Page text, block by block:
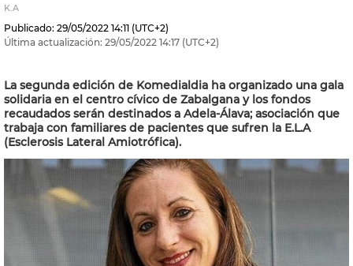
K.A
Publicado: 29/05/2022 14:11 (UTC+2)
Última actualización: 29/05/2022 14:17 (UTC+2)
La segunda edición de Komedialdia ha organizado una gala
solidaria en el centro cívico de Zabalgana y los fondos
recaudados serán destinados a Adela-Álava; asociación que
trabaja con familiares de pacientes que sufren la E.L.A
(Esclerosis Lateral Amiotrófica).